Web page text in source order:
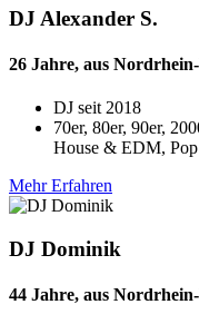
DJ Alexander S.
26 Jahre, aus
DJ seit 2018
70er, 80er, 90er,
House & EDM,
Mehr Erfahren
DJ Dominik
44 Jahre, aus